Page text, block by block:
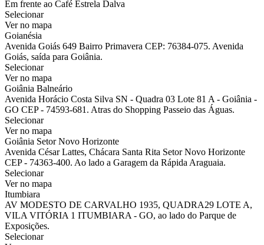
Em frente ao Café Estrela Dalva
Selecionar
Ver no mapa
Goianésia
Avenida Goiás 649 Bairro Primavera CEP: 76384-075. Avenida
Goiás, saída para Goiânia.
Selecionar
Ver no mapa
Goiânia Balneário
Avenida Horácio Costa Silva SN - Quadra 03 Lote 81 A - Goiânia -
GO CEP - 74593-681. Atras do Shopping Passeio das Águas.
Selecionar
Ver no mapa
Goiânia Setor Novo Horizonte
Avenida César Lattes, Chácara Santa Rita Setor Novo Horizonte
CEP - 74363-400. Ao lado a Garagem da Rápida Araguaia.
Selecionar
Ver no mapa
Itumbiara
AV MODESTO DE CARVALHO 1935, QUADRA29 LOTE A,
VILA VITÓRIA 1 ITUMBIARA - GO, ao lado do Parque de
Exposições.
Selecionar